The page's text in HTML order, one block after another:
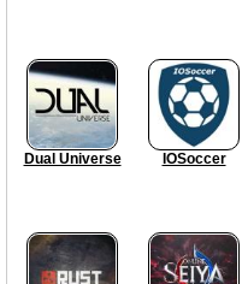
Dual Universe IOSoccer